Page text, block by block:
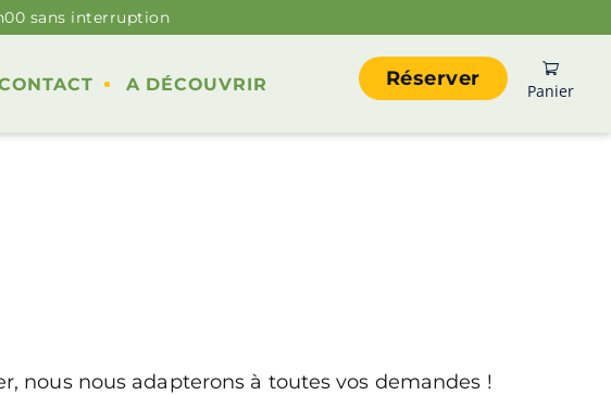
sans interruption
A DÉCOUVRIR Réserver Panier
nous nous adapterons à toutes vos demandes !